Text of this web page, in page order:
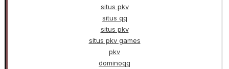
situs pkv
situs qq
situs pkv
situs pkv games
pkv
dominoqq